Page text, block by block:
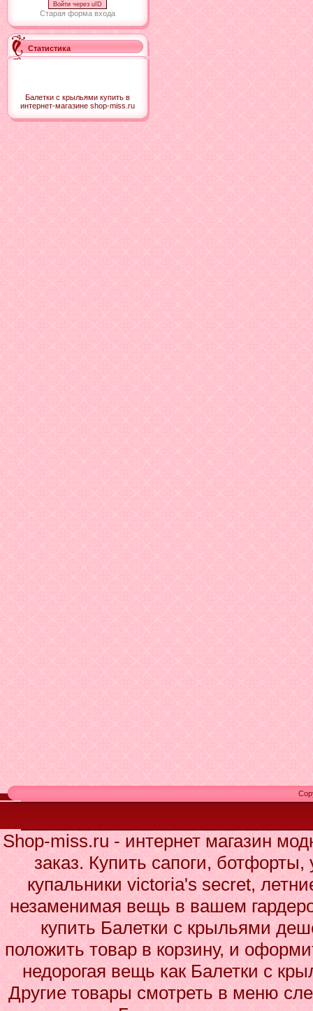
Войти через uID
Старая форма входа
Статистика
Балетки с крыльями купить в
интернет-магазине shop-miss.ru
Shop-miss.ru - интернет магазин
заказ. Купить сапоги,
купальники victoria's secret,
незаменимая вещь в вашем
купить Балетки с крыльями
положить товар в корзину, и
недорогая вещь как Балетки с
Другие товары смотреть в меню